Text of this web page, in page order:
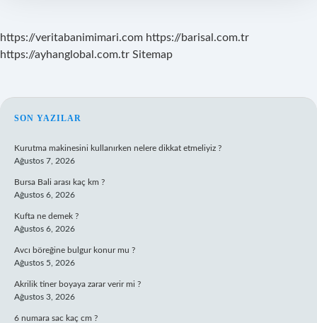
https://veritabanimimari.com https://barisal.com.tr
https://ayhanglobal.com.tr Sitemap
SIDEBAR
SON YAZILAR
Kurutma makinesini kullanırken nelere dikkat etmeliyiz ?
Ağustos 7, 2026
Bursa Bali arası kaç km ?
Ağustos 6, 2026
Kufta ne demek ?
Ağustos 6, 2026
Avcı böreğine bulgur konur mu ?
Ağustos 5, 2026
Akrilik tiner boyaya zarar verir mi ?
Ağustos 3, 2026
6 numara sac kaç cm ?